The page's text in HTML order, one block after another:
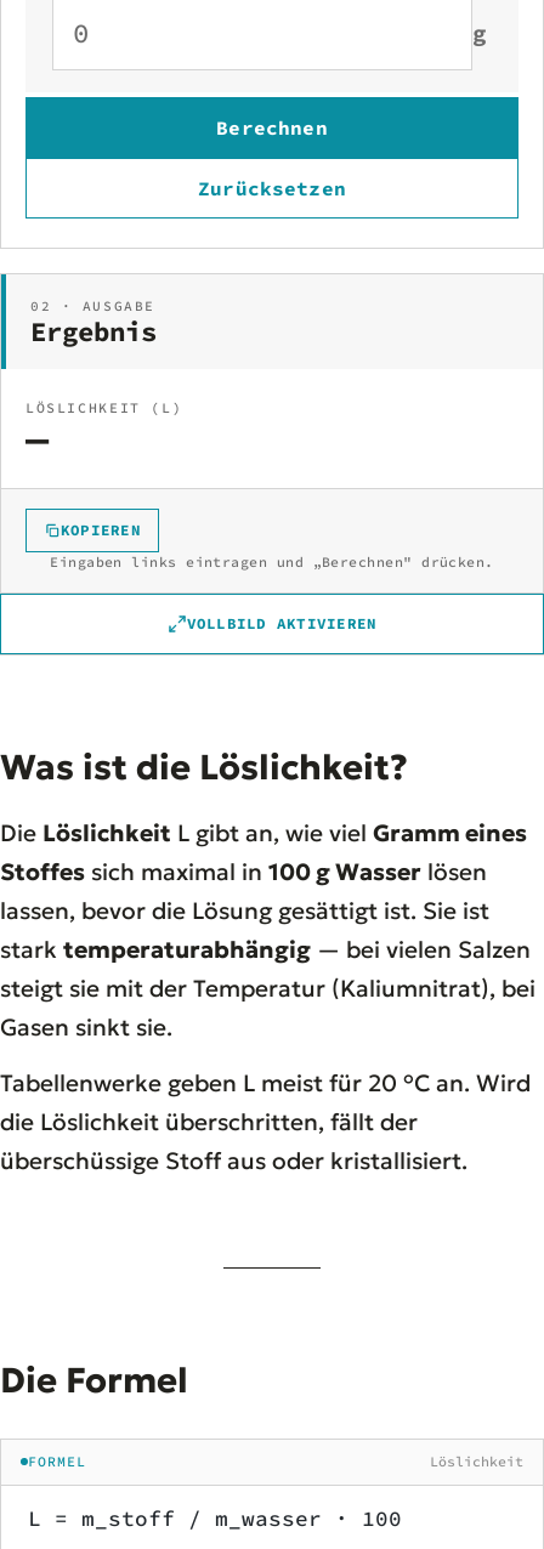
g
Berechnen
Zurücksetzen
02 · AUSGABE
Ergebnis
LÖSLICHKEIT (L)
—
KOPIEREN
Eingaben links eintragen und „Berechnen" drücken.
VOLLBILD AKTIVIEREN
Was ist die Löslichkeit?
Die Löslichkeit L gibt an, wie viel Gramm eines
Stoffes sich maximal in 100 g Wasser lösen
lassen, bevor die Lösung gesättigt ist. Sie ist
stark temperaturabhängig — bei vielen Salzen
steigt sie mit der Temperatur (Kaliumnitrat), bei
Gasen sinkt sie.
Tabellenwerke geben L meist für 20 °C an. Wird
die Löslichkeit überschritten, fällt der
überschüssige Stoff aus oder kristallisiert.
Die Formel
FORMEL Löslichkeit
L = m_stoff / m_wasser · 100